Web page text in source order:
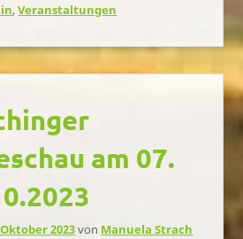
,Veranstaltungen
am 07.
2023von Manuela Strach